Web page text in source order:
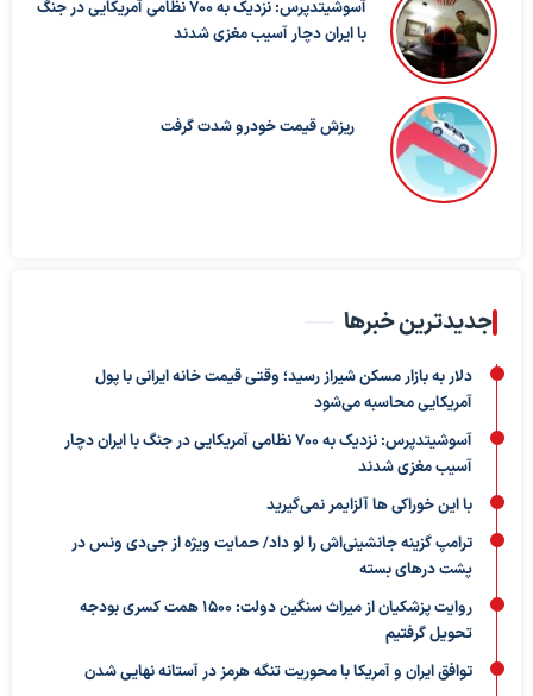
آسوشیتدپرس: نزدیک به ۷۰۰ نظامی آمریکایی در جنگ
با ایران دچار آسیب مغزی شدند
ریزش قیمت خودرو شدت گرفت
جدیدترین خبرها
دلار به بازار مسکن شیراز رسید؛ وقتی قیمت خانه ایرانی با پول
آمریکایی محاسبه می‌شود
آسوشیتدپرس: نزدیک به ۷۰۰ نظامی آمریکایی در جنگ با ایران دچار
آسیب مغزی شدند
با این خوراکی ها آلزایمر نمی‌گیرید
ترامپ گزینه جانشینی‌اش را لو داد/ حمایت ویژه از جی‌دی ونس در
پشت درهای بسته
روایت پزشکیان از میراث سنگین دولت: ۱۵۰۰ همت کسری بودجه
تحویل گرفتیم
توافق ایران و آمریکا با محوریت تنگه هرمز در آستانه نهایی شدن